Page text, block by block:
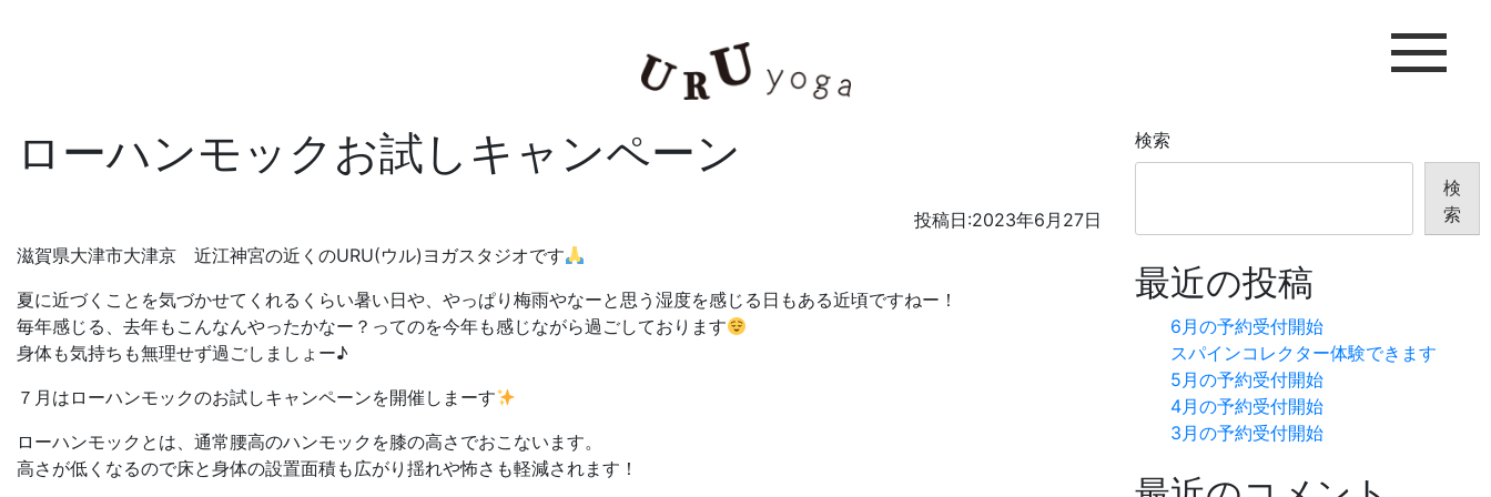
ローハンモックお試しキャンペーン
投稿日:2023年6月27日
滋賀県大津市大津京 近江神宮の近くのURU(ウル)ヨガスタジオです
夏に近づくことを気づかせてくれるくらい暑い日や、やっぱり梅雨やなーと思う湿度を感じる日もある近頃ですねー！
毎年感じる、去年もこんなんやったかなー？ってのを今年も感じながら過ごしております
身体も気持ちも無理せず過ごしましょー♪
７月はローハンモックのお試しキャンペーンを開催しまーす
ローハンモックとは、通常腰高のハンモックを膝の高さでおこないます。
高さが低くなるので床と身体の設置面積も広がり揺れや怖さも軽減されます！
検索
検
索
最近の投稿
6月の予約受付開始
スパインコレクター体験できます
5月の予約受付開始
4月の予約受付開始
3月の予約受付開始